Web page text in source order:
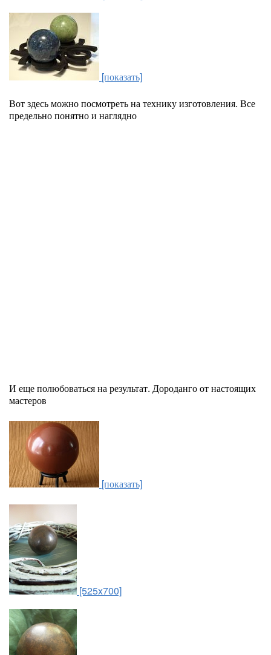
[показать]
Вот здесь можно посмотреть на технику изготовления. Все
предельно понятно и наглядно
И еще полюбоваться на результат. Дороданго от настоящих
мастеров
[показать]
[525x700]